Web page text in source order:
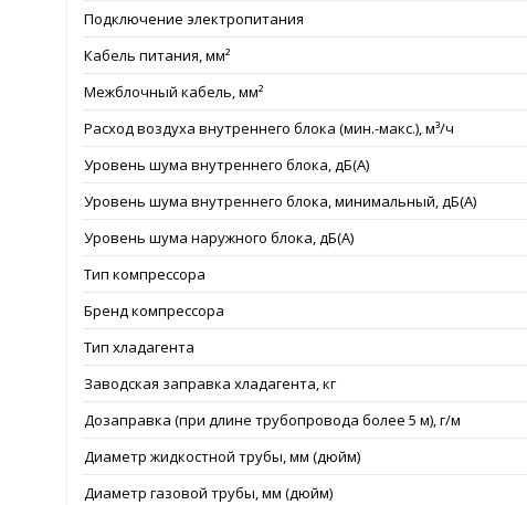
Подключение электропитания
Кабель питания, мм²
Межблочный кабель, мм²
Расход воздуха внутреннего блока (мин.-макс.), м³/ч
Уровень шума внутреннего блока, дБ(А)
Уровень шума внутреннего блока, минимальный, дБ(А)
Уровень шума наружного блока, дБ(А)
Тип компрессора
Бренд компрессора
Тип хладагента
Заводская заправка хладагента, кг
Дозаправка (при длине трубопровода более 5 м), г/м
Диаметр жидкостной трубы, мм (дюйм)
Диаметр газовой трубы, мм (дюйм)